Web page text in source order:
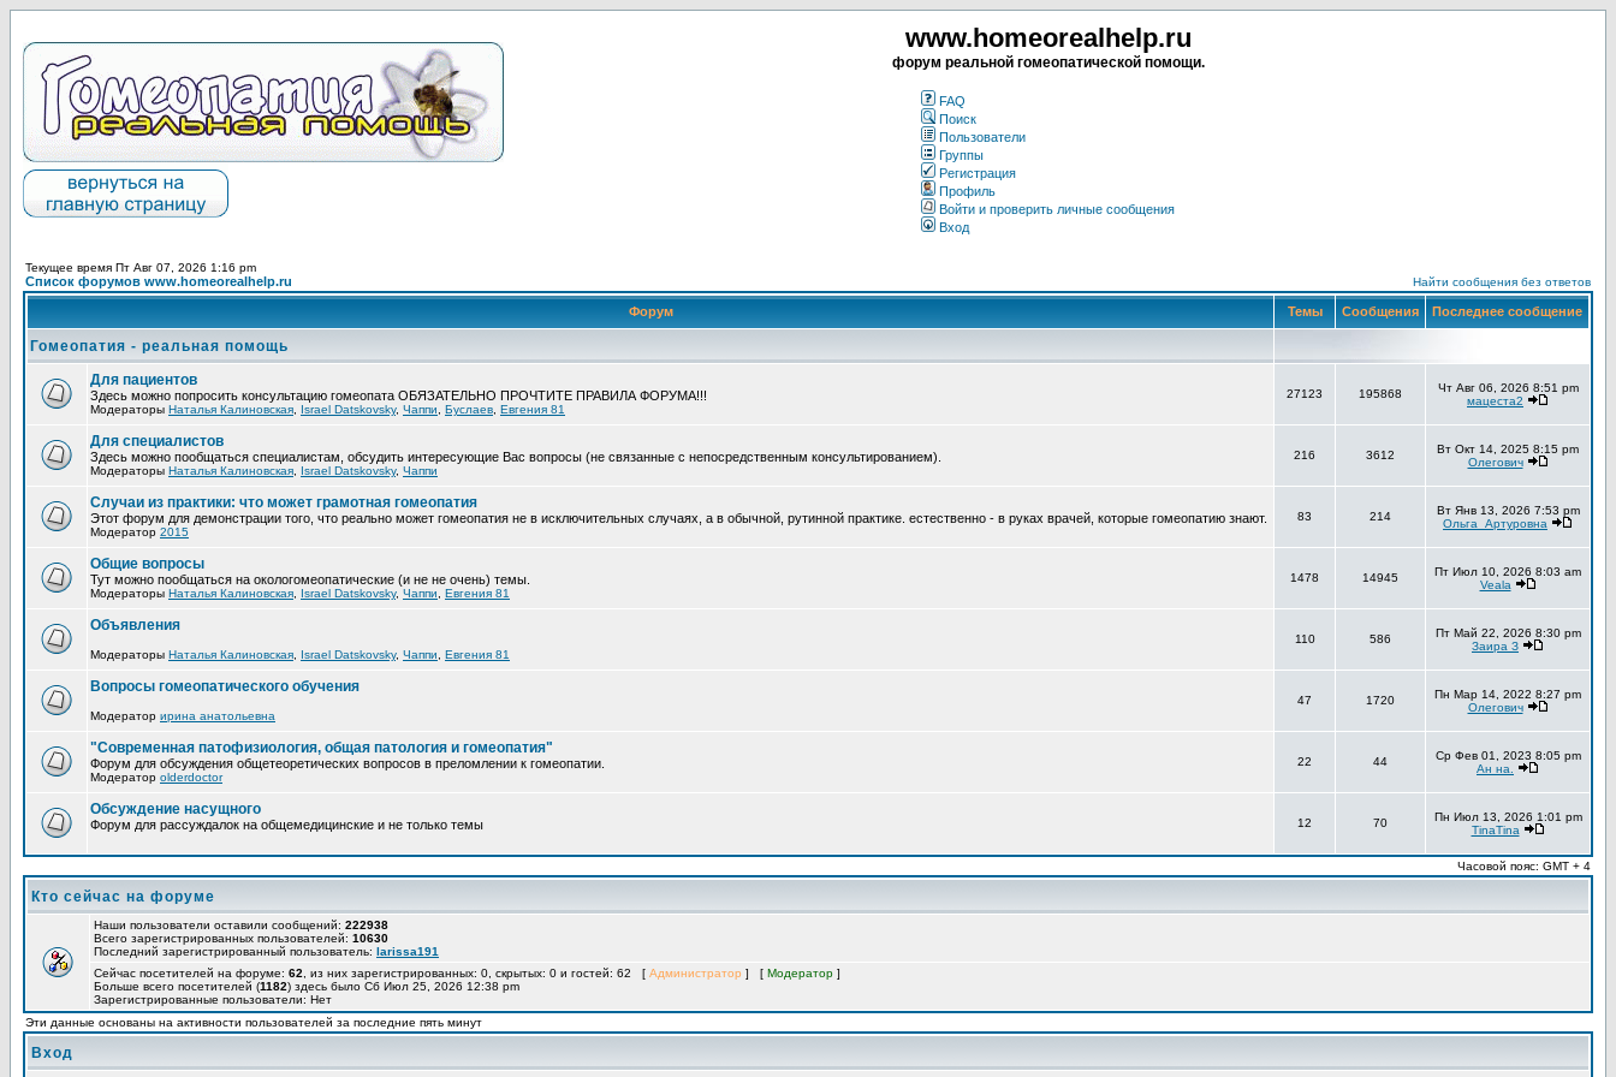
www.homeorealhelp.ru
форум реальной гомеопатической помощи.
FAQ
Поиск
Пользователи
Группы
Регистрация
Профиль
Войти и проверить личные сообщения
Вход
Текущее время Пт Авг 07, 2026 1:16 pm
Список форумов www.homeorealhelp.ru Найти сообщения без ответов
Форум Темы Сообщения Последнее сообщение
Гомеопатия - реальная помощь
Для пациентов
Здесь можно попросить консультацию гомеопата ОБЯЗАТЕЛЬНО ПРОЧТИТЕ ПРАВИЛА ФОРУМА!!!
Модераторы Наталья Калиновская Israel Datskovsky, Чаппи Буслаев Евгения 81
27123 195868
Чт Авг 06, 2026 8:51 pm
мацеста2
Для специалистов
Здесь можно пообщаться специалистам, обсудить интересующие Вас вопросы (не связанные с непосредственным консультированием).
Модераторы Наталья Калиновская Israel Datskovsky, Чаппи
216 3612
Вт Окт 14, 2025 8:15 pm
Олегович
Случаи из практики: что может грамотная гомеопатия
Этот форум для демонстрации того, что реально может гомеопатия не в исключительных случаях, а в обычной, рутинной практике. естественно - в руках врачей, которые гомеопатию знают.
Модератор 2015
83 214
Вт Янв 13, 2026 7:53 pm
Ольга_Артуровна
Общие вопросы
Тут можно пообщаться на окологомеопатические (и не не очень) темы.
Модераторы Наталья Калиновская Israel Datskovsky, Чаппи Евгения 81
1478 14945
Пт Июл 10, 2026 8:03 am
Veala
Объявления
Модераторы Наталья Калиновская Israel Datskovsky, Чаппи Евгения 81
110 586
Пт Май 22, 2026 8:30 pm
Заира З
Вопросы гомеопатического обучения
Модератор ирина анатольевна
47 1720
Пн Мар 14, 2022 8:27 pm
Олегович
"Современная патофизиология, общая патология и гомеопатия"
Форум для обсуждения общетеоретических вопросов в преломлении к гомеопатии.
Модератор olderdoctor
22 44
Ср Фев 01, 2023 8:05 pm
Ан на.
Обсуждение насущного
Форум для рассуждалок на общемедицинские и не только темы 12 70
Пн Июл 13, 2026 1:01 pm
TinaTina
Часовой пояс: GMT + 4
Кто сейчас на форуме
Наши пользователи оставили сообщений: 222938
Всего зарегистрированных пользователей: 10630
Последний зарегистрированный пользователь: larissa191
Сейчас посетителей на форуме: 62 , из них зарегистрированных: 0, скрытых: 0 и гостей: 62 [ Администратор ] [ Модератор ]
Больше всего посетителей (1182) здесь было Сб Июл 25, 2026 12:38 pm
Зарегистрированные пользователи: Нет
Эти данные основаны на активности пользователей за последние пять минут
Вход